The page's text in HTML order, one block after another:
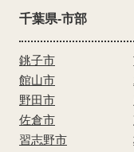
千葉県-市部
銚子市
館山市
野田市
佐倉市
習志野市